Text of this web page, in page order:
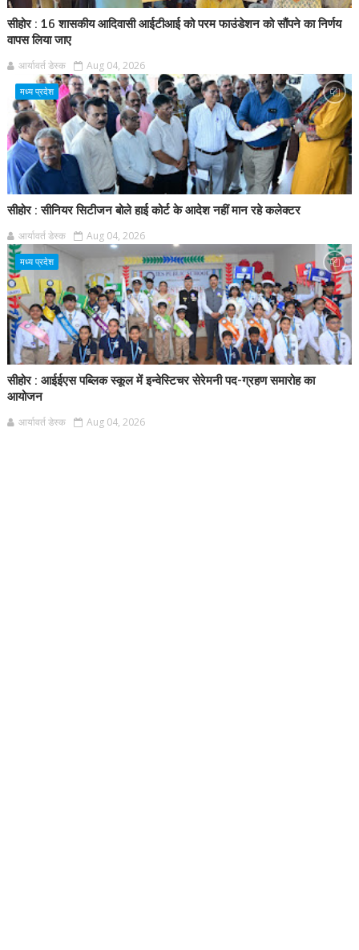
सीहोर : 16 शासकीय आदिवासी आईटीआई को परम फाउंडेशन को सौंपने का निर्णय
वापस लिया जाए
आर्यावर्त डेस्क Aug 04, 2026
मध्य प्रदेश
सीहोर : सीनियर सिटीजन बोले हाई कोर्ट के आदेश नहीं मान रहे कलेक्टर
आर्यावर्त डेस्क Aug 04, 2026
मध्य प्रदेश
सीहोर : आईईएस पब्लिक स्कूल में इन्वेस्टिचर सेरेमनी पद-ग्रहण समारोह का
आयोजन
आर्यावर्त डेस्क Aug 04, 2026